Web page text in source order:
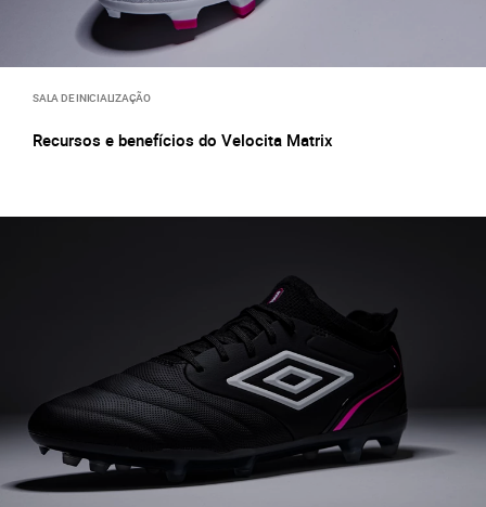
SALA DE INICIALIZAÇÃO
Recursos e benefícios do Velocita Matrix